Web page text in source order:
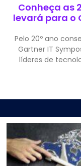
Conheça as
levará para o
Pelo 20º ano
Gartner IT
líderes de